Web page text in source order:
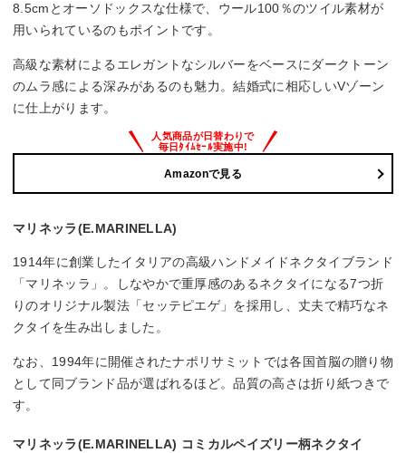
8.5cmとオーソドックスな仕様で、ウール100％のツイル素材が
用いられているのもポイントです。
高級な素材によるエレガントなシルバーをベースにダークトーン
のムラ感による深みがあるのも魅力。結婚式に相応しいVゾーン
に仕上がります。
Amazonで見る
マリネッラ(E.MARINELLA)
1914年に創業したイタリアの高級ハンドメイドネクタイブランド
「マリネッラ」。しなやかで重厚感のあるネクタイになる7つ折
りのオリジナル製法「セッテピエゲ」を採用し、丈夫で精巧なネ
クタイを生み出しました。
なお、1994年に開催されたナポリサミットでは各国首脳の贈り物
として同ブランド品が選ばれるほど。品質の高さは折り紙つきで
す。
マリネッラ(E.MARINELLA) コミカルペイズリー柄ネクタイ